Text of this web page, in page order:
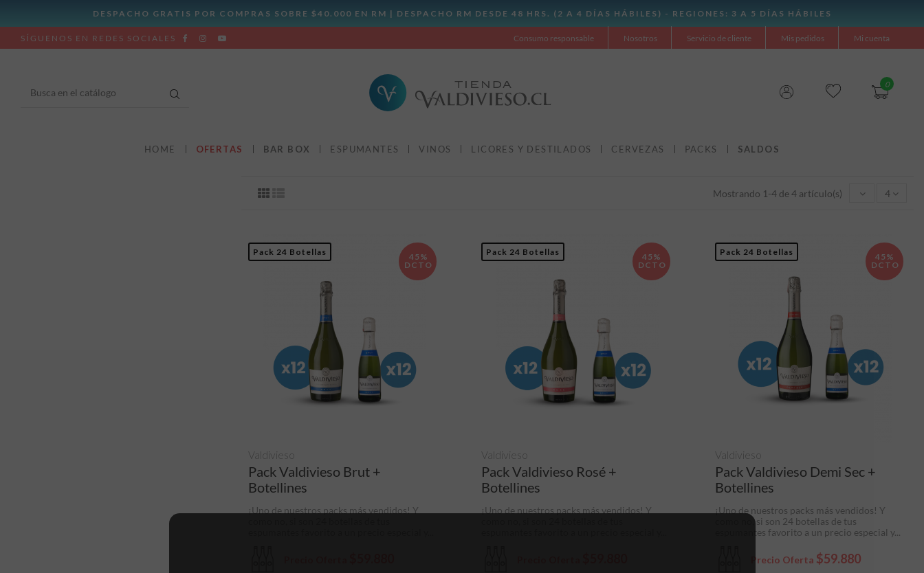
SÍGUENOS EN REDES SOCIALES Consumo responsable Nosotros Servicio de cliente Mis pedidos Mi cuenta
0
HOME OFERTAS BAR BOX ESPUMANTES VINOS LICORES Y DESTILADOS CERVEZAS PACKS SALDOS
Mostrando 1-4 de 4 artículo(s) 4
Pack 24 Botellas
45%
DCTO
Pack Valdivieso Brut +
Botellines
Valdivieso
¡Uno de nuestros packs más vendidos! Y
Pack 24 Botellas
45%
DCTO
Pack Valdivieso Rosé +
Botellines
Valdivieso
¡Uno de nuestros packs más vendidos! Y
Pack 24 Botellas
45%
DCTO
Pack Valdivieso Demi Sec +
Botellines
Precio Oferta $59.880
Valdivieso
¡Uno de nuestros packs más vendidos! Y
como no, si son 24 botellas de tus
espumantes favorito a un precio especial y...